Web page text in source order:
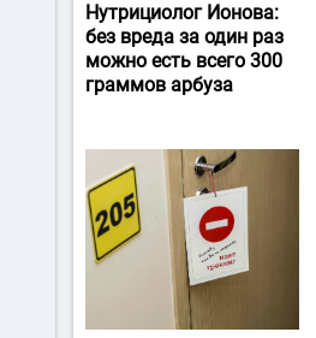
Нутрициолог Ионова:
без вреда за один раз
можно есть всего 300
граммов арбуза